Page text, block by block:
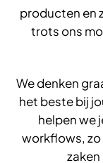
producten en
trots ons
We denken
het beste bij
helpen we
workflows, zo